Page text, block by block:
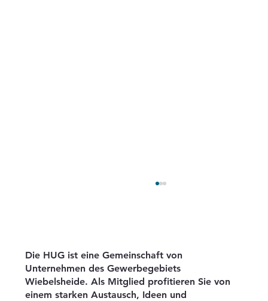
Die HUG ist eine Gemeinschaft von
Unternehmen des Gewerbegebiets
Wiebelsheide. Als Mitglied profitieren Sie von
einem starken Austausch, Ideen und